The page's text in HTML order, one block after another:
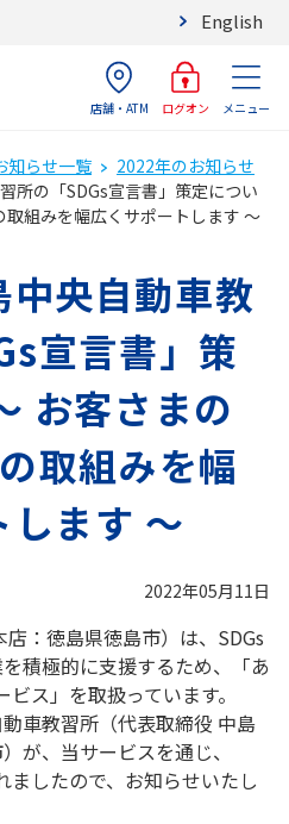
English
店舗・ATM ログオン メニュー
知らせ一覧
2022年のお知らせ
所の「SDGs宣言書」策定につい
取組みを幅広くサポートします ～
央自動車教
宣言書」策
お客さまの
取組みを幅
ます ～
2022年05月11日
：徳島県徳島市）は、SDGs
積極的に支援するため、「あ
ス」を取扱っています。
車教習所（代表取締役 中島
が、当サービスを通じ、
ましたので、お知らせいたし